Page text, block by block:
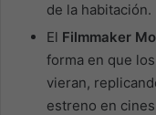
de la habitación.
El Filmmaker
forma en que
vieran,
estreno en